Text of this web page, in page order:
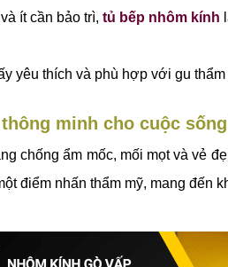
ít cần bảo trì, tủ bếp nhôm kính
yêu thích và phù hợp với gu thẩm
minh cho cuộc
chống ẩm mốc, mối mọt và vẻ
điểm nhấn thẩm mỹ, mang đến